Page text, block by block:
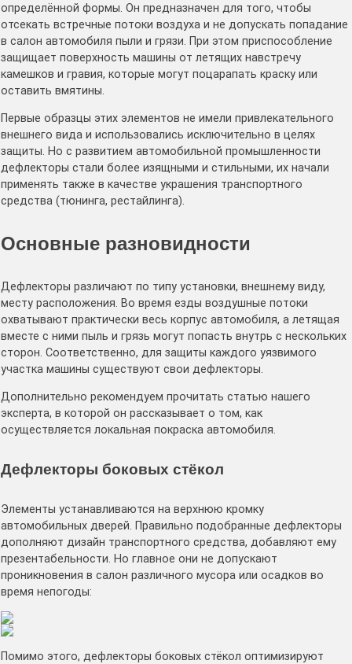
определённой формы. Он предназначен для того, чтобы
отсекать встречные потоки воздуха и не допускать попадание
в салон автомобиля пыли и грязи. При этом приспособление
защищает поверхность машины от летящих навстречу
камешков и гравия, которые могут поцарапать краску или
оставить вмятины.
Первые образцы этих элементов не имели привлекательного
внешнего вида и использовались исключительно в целях
защиты. Но с развитием автомобильной промышленности
дефлекторы стали более изящными и стильными, их начали
применять также в качестве украшения транспортного
средства (тюнинга, рестайлинга).
Основные разновидности
Дефлекторы различают по типу установки, внешнему виду,
месту расположения. Во время езды воздушные потоки
охватывают практически весь корпус автомобиля, а летящая
вместе с ними пыль и грязь могут попасть внутрь с нескольких
сторон. Соответственно, для защиты каждого уязвимого
участка машины существуют свои дефлекторы.
Дополнительно рекомендуем прочитать статью нашего
эксперта, в которой он рассказывает о том, как
осуществляется локальная покраска автомобиля.
Дефлекторы боковых стёкол
Элементы устанавливаются на верхнюю кромку
автомобильных дверей. Правильно подобранные дефлекторы
дополняют дизайн транспортного средства, добавляют ему
презентабельности. Но главное они не допускают
проникновения в салон различного мусора или осадков во
время непогоды:
Помимо этого, дефлекторы боковых стёкол оптимизируют